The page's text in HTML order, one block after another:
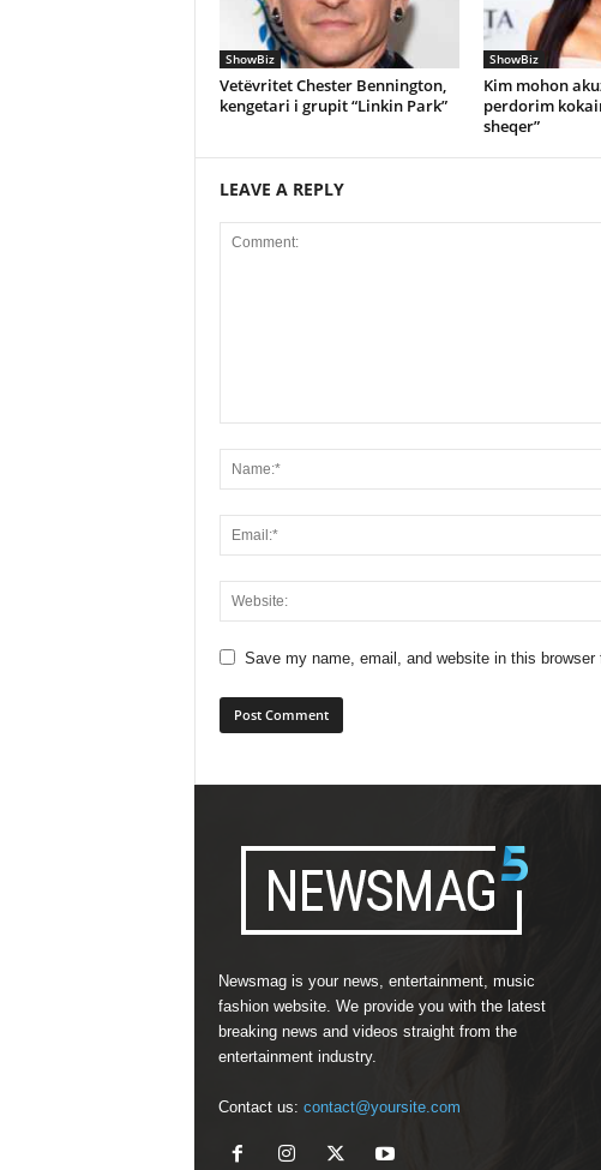
ShowBiz
Vetëvritet Chester Bennington,
kengetari i grupit “Linkin Park”
ShowBiz
Kim mohon
perdorim
sheqer”
LEAVE A REPLY
Save my name, email, and website in this
Newsmag is your news, entertainment, music
fashion website. We provide you with the latest
breaking news and videos straight from the
entertainment industry.
Contact us: contact@yoursite.com